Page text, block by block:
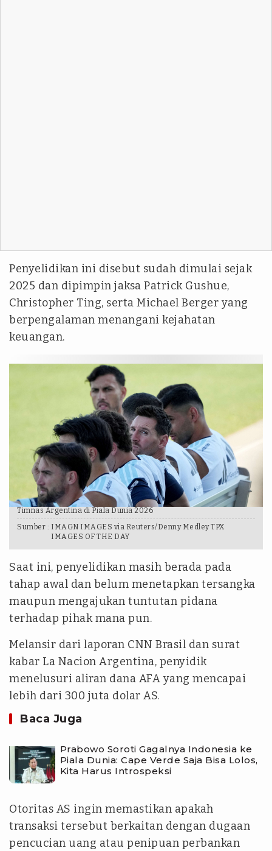
Penyelidikan ini disebut sudah dimulai sejak
2025 dan dipimpin jaksa Patrick Gushue,
Christopher Ting, serta Michael Berger yang
berpengalaman menangani kejahatan
keuangan.
Timnas Argentina di Piala Dunia 2026
Sumber : IMAGN IMAGES via Reuters/Denny Medley TPX
IMAGES OF THE DAY
Saat ini, penyelidikan masih berada pada
tahap awal dan belum menetapkan tersangka
maupun mengajukan tuntutan pidana
terhadap pihak mana pun.
Melansir dari laporan CNN Brasil dan surat
kabar La Nacion Argentina, penyidik
menelusuri aliran dana AFA yang mencapai
lebih dari 300 juta dolar AS.
Baca Juga
Prabowo Soroti Gagalnya Indonesia ke
Piala Dunia: Cape Verde Saja Bisa Lolos,
Kita Harus Introspeksi
Otoritas AS ingin memastikan apakah
transaksi tersebut berkaitan dengan dugaan
pencucian uang atau penipuan perbankan